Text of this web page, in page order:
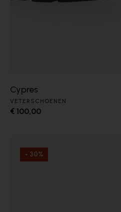
Cypres
VETERSCHOENEN
€ 100,00
- 30%